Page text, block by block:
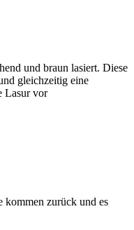
und braun lasiert. Diese
gleichzeitig eine
Lasur vor
kommen zurück und es